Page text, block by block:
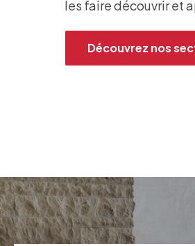
les faire découvrir et
Découvrez nos